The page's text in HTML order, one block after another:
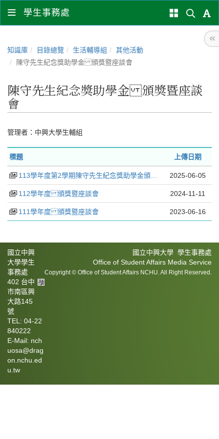
學生事務處
知識庫 目錄總覽 生活輔導組
其他活動
陳守先生紀念獎助學金 頒獎暨座談會
陳守先生紀念獎助學金 頒獎暨座談
會
管理者： 中興大學生輔組
標題 上傳日期
113學年度第2學期陳守先生紀念獎助學金頒獎暨座談會 2025-06-05
112學年度 頒獎暨座談會 2024-11-11
111學年度 頒獎暨座談會 2023-06-16
國立中興大學 學生事務處
Office of Student Affairs Media Service
Copyright © Office of Student Affairs NCHU. All Right Reserved.
國立中興
大學學生
事務處
402 台中
市南區興
大路145
號
TEL: 04-22
840222
E-Mail: nch
uosa@drag
on.nchu.ed
u.tw